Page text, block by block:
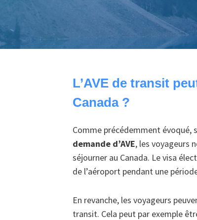
L’AVE de transit
Canada ?
Comme précédemment évoqué,
demande d’AVE, les voyageurs
séjourner au Canada. Le visa
de l’aéroport pendant une
En revanche, les voyageurs
transit. Cela peut par exemple